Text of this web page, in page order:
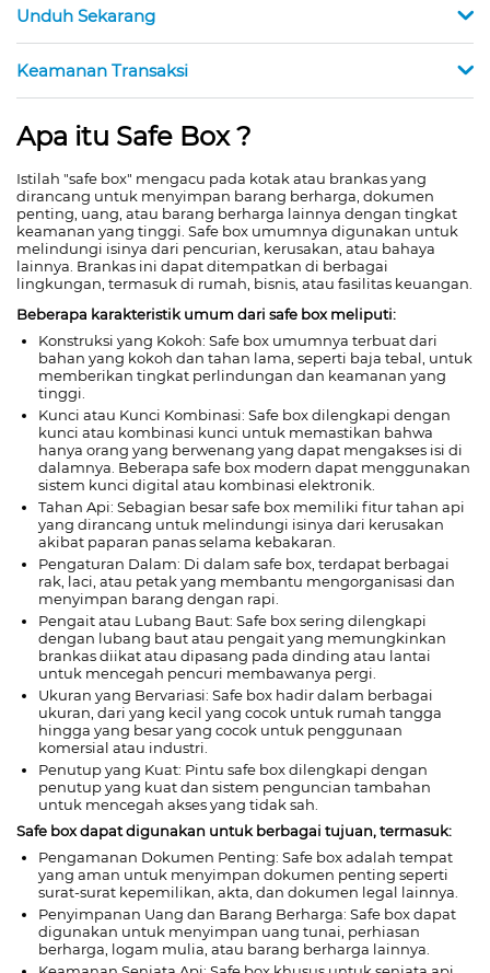
Unduh Sekarang
Keamanan Transaksi
Apa itu Safe Box ?
Istilah "safe box" mengacu pada kotak atau brankas yang
dirancang untuk menyimpan barang berharga, dokumen
penting, uang, atau barang berharga lainnya dengan tingkat
keamanan yang tinggi. Safe box umumnya digunakan untuk
melindungi isinya dari pencurian, kerusakan, atau bahaya
lainnya. Brankas ini dapat ditempatkan di berbagai
lingkungan, termasuk di rumah, bisnis, atau fasilitas keuangan.
Beberapa karakteristik umum dari safe box meliputi:
Konstruksi yang Kokoh: Safe box umumnya terbuat dari
bahan yang kokoh dan tahan lama, seperti baja tebal, untuk
memberikan tingkat perlindungan dan keamanan yang
tinggi.
Kunci atau Kunci Kombinasi: Safe box dilengkapi dengan
kunci atau kombinasi kunci untuk memastikan bahwa
hanya orang yang berwenang yang dapat mengakses isi di
dalamnya. Beberapa safe box modern dapat menggunakan
sistem kunci digital atau kombinasi elektronik.
Tahan Api: Sebagian besar safe box memiliki fitur tahan api
yang dirancang untuk melindungi isinya dari kerusakan
akibat paparan panas selama kebakaran.
Pengaturan Dalam: Di dalam safe box, terdapat berbagai
rak, laci, atau petak yang membantu mengorganisasi dan
menyimpan barang dengan rapi.
Pengait atau Lubang Baut: Safe box sering dilengkapi
dengan lubang baut atau pengait yang memungkinkan
brankas diikat atau dipasang pada dinding atau lantai
untuk mencegah pencuri membawanya pergi.
Ukuran yang Bervariasi: Safe box hadir dalam berbagai
ukuran, dari yang kecil yang cocok untuk rumah tangga
hingga yang besar yang cocok untuk penggunaan
komersial atau industri.
Penutup yang Kuat: Pintu safe box dilengkapi dengan
penutup yang kuat dan sistem penguncian tambahan
untuk mencegah akses yang tidak sah.
Safe box dapat digunakan untuk berbagai tujuan, termasuk:
Pengamanan Dokumen Penting: Safe box adalah tempat
yang aman untuk menyimpan dokumen penting seperti
surat-surat kepemilikan, akta, dan dokumen legal lainnya.
Penyimpanan Uang dan Barang Berharga: Safe box dapat
digunakan untuk menyimpan uang tunai, perhiasan
berharga, logam mulia, atau barang berharga lainnya.